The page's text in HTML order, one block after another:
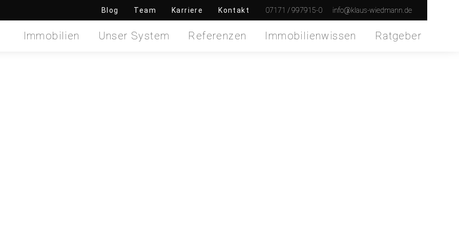
Blog Team Karriere Kontakt 07171 / 997915-0 info@klaus-wiedmann.de
Immobilien Unser System Referenzen Immobilienwissen Ratgeber